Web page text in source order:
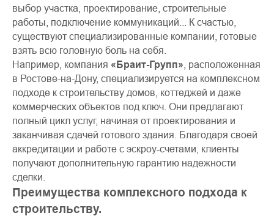
выбор участка, проектирование, строительные
работы, подключение коммуникаций... К счастью,
существуют специализированные компании, готовые
взять всю головную боль на себя.
Например, компания «Браит-Групп» , расположенная
в Ростове-на-Дону, специализируется на комплексном
подходе к строительству домов, коттеджей и даже
коммерческих объектов под ключ. Они предлагают
полный цикл услуг, начиная от проектирования и
заканчивая сдачей готового здания. Благодаря своей
аккредитации и работе с эскроу-счетами, клиенты
получают дополнительную гарантию надежности
сделки.
Преимущества комплексного подхода к
строительству.